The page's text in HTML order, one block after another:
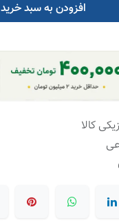
افزودن به سبد خرید
کالا